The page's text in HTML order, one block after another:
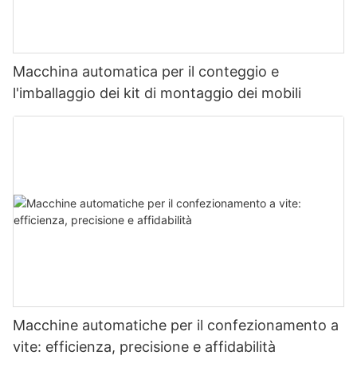
Macchina automatica per il conteggio e
l'imballaggio dei kit di montaggio dei mobili
Macchine automatiche per il confezionamento a
vite: efficienza, precisione e affidabilità